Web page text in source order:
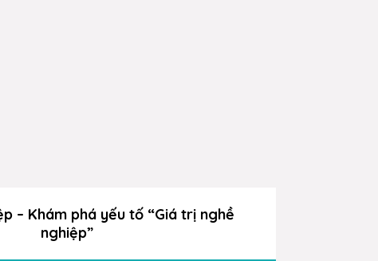
– Khám phá yếu tố “Giá trị nghề
nghiệp”